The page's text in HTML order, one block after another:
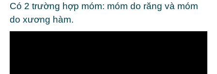
Có 2 trường hợp móm: móm do răng và móm
do xương hàm.